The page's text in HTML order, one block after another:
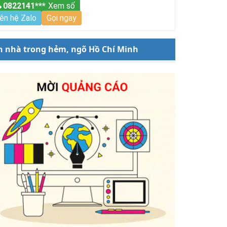
0822141*** Xem số
hệ Zalo
Gọi ngay
nhà trong hẻm, ngõ Hồ Chí Minh